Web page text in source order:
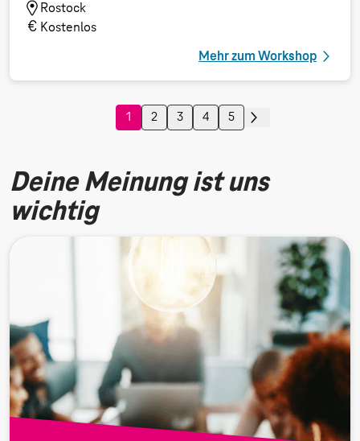
Rostock
Kostenlos
Mehr zum Workshop
1 2 3 4 5
Deine Meinung ist uns
wichtig